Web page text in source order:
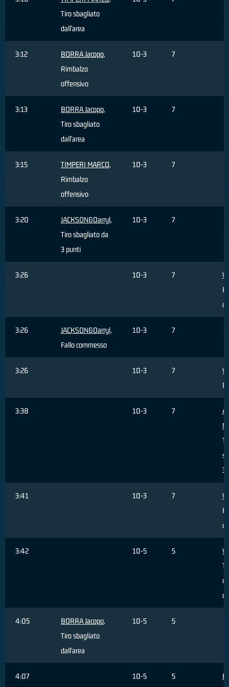
Tiro sbagliato
dall'area
3:12 BORRA Jacopo,
Rimbalzo
offensivo
10-3 7
3:13 BORRA Jacopo,
Tiro sbagliato
dall'area
10-3 7
3:15 TIMPERI MARCO,
Rimbalzo
offensivo
10-3 7
3:20 JACKSON&Darryl,
Tiro sbagliato da
3 punti
10-3 7
3:26 10-3 7
3:26 JACKSON&Darryl,
Fallo commesso
10-3 7
3:26 10-3 7
3:38 10-3 7
3
3:41 10-3 7
3:42 10-5 5
4:05 BORRA Jacopo,
Tiro sbagliato
dall'area
10-5 5
4:07 10-5 5